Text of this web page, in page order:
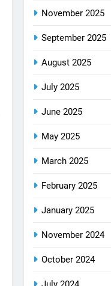
November 2025
September 2025
August 2025
July 2025
June 2025
May 2025
March 2025
February 2025
January 2025
November 2024
October 2024